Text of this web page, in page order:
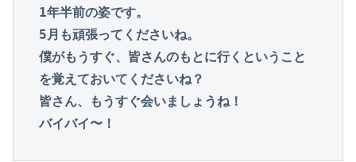
1年半前の姿です。
5月も頑張ってくださいね。
僕がもうすぐ、皆さんのもとに行くということ
を覚えておいてくださいね？
皆さん、もうすぐ会いましょうね！
バイバイ〜！